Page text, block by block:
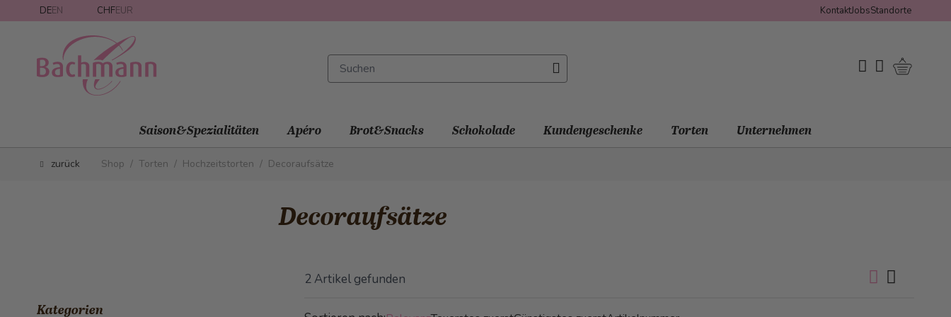
Direkt zum Inhalt
DEEN CHFEUR KontaktJobsStandorte
My Wishlist
Mein Konto
Saison&Spezialitäten Apéro Brot&Snacks Schokolade Kundengeschenke Torten Unternehmen
zurück Shop / Torten / Hochzeitstorten / Decoraufsätze
Kategorien
Decoraufsätze
2Artikel gefunden